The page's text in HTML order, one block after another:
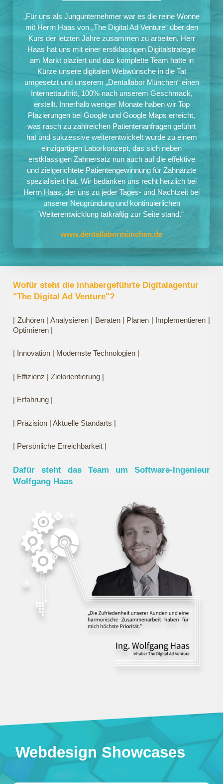
„Für uns als Jungunternehmer war es die reine Wonne
mit Herrn Haas von „The Digital Ad Venture“ über den
Kurs der letzten Jahre zusammen zu arbeiten. Herr
Haas hat uns mit einer erstklassigen Digitalstrategie
am Markt plaziert und das komplette Team hatte in
Kürze unsere digitalen Webwünsche in die Tat
umgesetzt und unserem „Dentallabor München“ einen
Internettauftritt, 100% nach unserem Geschmack,
erstellt. Innerhalb weniger Monate haben wir Top
Plazierungen bei Google und Google Maps erreicht,
was rasch zu zahlreichen Patientenanfragen geführt
hat und sukzessive weiterentwickelt wurde zu einem
einzigartigen Laborkonzept, das sich neben
erstklassigen Zahnersatz nun auch auf die effektive
und zielgerichtete Patientengewinnung für Zahnärzte
spezialisiert hat. Wir bedanken uns recht herzlich bei
Herrn Haas, der uns zu jeder Tages- und Nachtzeit bei
unserer Neugründung und kontinuierlichen
Weiterentwicklung tatkräftig zur Seite stand.“
www.dentallabormünchen.de
Wofür steht die inhabergeführte Digitalagentur
"The Digital Ad Venture"?
| Zuhören | Analysieren | Beraten | Planen | Implementieren |
Optimieren |
| Innovation | Modernste Technologien |
| Effizienz | Zielorientierung |
| Erfahrung |
| Präzision | Aktuelle Standarts |
| Persönliche Erreichbarkeit |
Dafür steht das Team um Software-Ingenieur
Wolfgang Haas
Webdesign Showcases